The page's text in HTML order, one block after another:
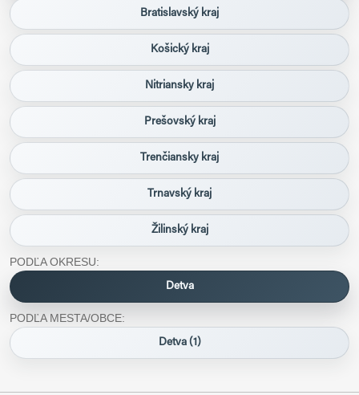
Bratislavský kraj
Košický kraj
Nitriansky kraj
Prešovský kraj
Trenčiansky kraj
Trnavský kraj
Žilinský kraj
PODĽA OKRESU:
Detva
PODĽA MESTA/OBCE:
Detva (1)